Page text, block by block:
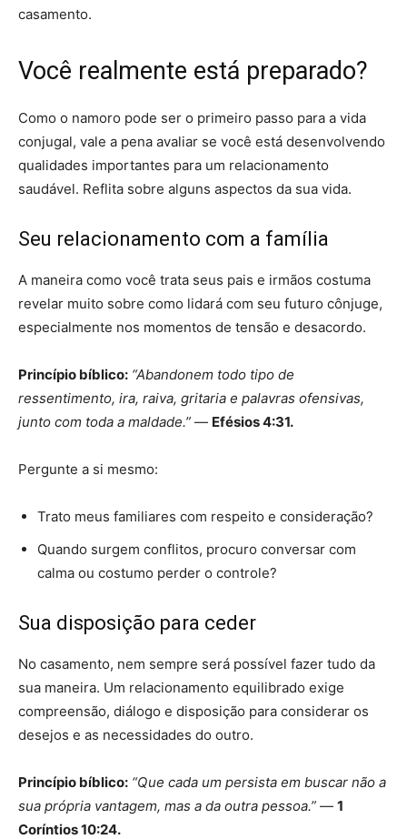
casamento.
Você realmente está preparado?
Como o namoro pode ser o primeiro passo para a vida
conjugal, vale a pena avaliar se você está desenvolvendo
qualidades importantes para um relacionamento
saudável. Reflita sobre alguns aspectos da sua vida.
Seu relacionamento com a família
A maneira como você trata seus pais e irmãos costuma
revelar muito sobre como lidará com seu futuro cônjuge,
especialmente nos momentos de tensão e desacordo.
Princípio bíblico: “Abandonem todo tipo de
ressentimento, ira, raiva, gritaria e palavras ofensivas,
junto com toda a maldade.” — Efésios 4:31.
Pergunte a si mesmo:
Trato meus familiares com respeito e consideração?
Quando surgem conflitos, procuro conversar com
calma ou costumo perder o controle?
Sua disposição para ceder
No casamento, nem sempre será possível fazer tudo da
sua maneira. Um relacionamento equilibrado exige
compreensão, diálogo e disposição para considerar os
desejos e as necessidades do outro.
Princípio bíblico: “Que cada um persista em buscar não a
sua própria vantagem, mas a da outra pessoa.” — 1
Coríntios 10:24.